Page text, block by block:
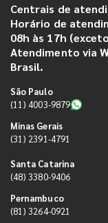
Centrais de
Horário de
08h às 17h
Atendimento via
Brasil.
São Paulo
(11) 4003-9879
Minas Gerais
(31) 2391-4791
Santa Catarina
(48) 3380-9406
Pernambuco
(81) 3264-0921